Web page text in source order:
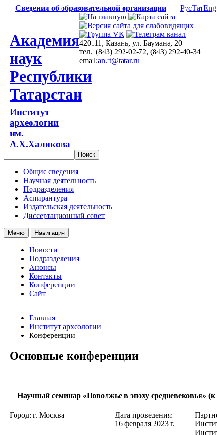
Сведения об образовательной организации РусТатEng
Академия
наук
Республики
Татарстан
Институт
археологии
им.
А.Х.Халикова
420111, Казань, ул. Баумана, 20
тел.: (843) 292-02-72, (843) 292-40-34
email:an.rt@tatar.ru
Общие сведения
Научная деятельность
Подразделения
Аспирантура
Издательская деятельность
Диссертационный совет
Меню Навигация
Новости
Подразделения
Анонсы
Контакты
Конференции
Сайт
Главная
Институт археологии
Конференции
Основные конференции
Научный семинар «Поволжье в эпоху средневековья»
Город: г. Москва
Дата проведения:
16 февраля 2023 г.